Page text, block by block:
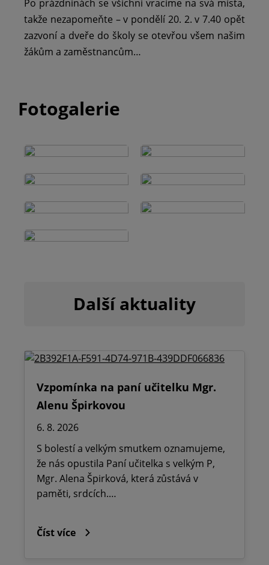
Po prázdninách se všichni vracíme na svá místa,
takže nezapomeňte – v pondělí 20. 2. v 7.40 opět
zazvoní a dveře do školy se otevřou všem našim
žákům a zaměstnancům…
Fotogalerie
Další aktuality
Vzpomínka na paní učitelku Mgr.
Alenu Špirkovou
6. 8. 2026
S bolestí a velkým smutkem oznamujeme,
že nás opustila Paní učitelka s velkým P,
Mgr. Alena Špirková, která zůstává v
paměti, srdcích.…
Číst více